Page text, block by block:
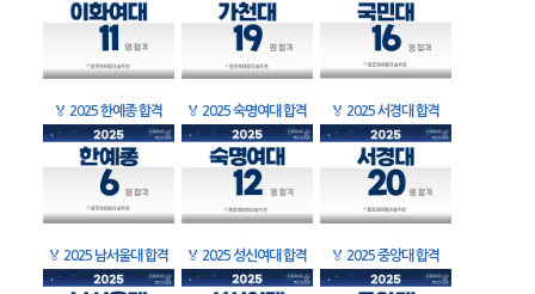
🏅 2025 한예종 합격 🏅 2025 숙명여대 합격 🏅 2025 서경대 합격
🏅 2025 남서울대 합격 🏅 2025 성신여대 합격 🏅 2025 중앙대 합격